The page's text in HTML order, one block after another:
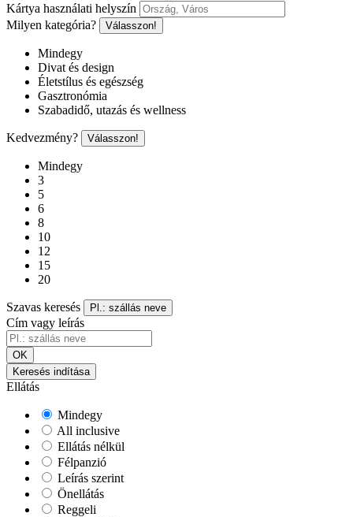
Kártya használati helyszín
Milyen kategória?
Válasszon!
Mindegy
Divat és design
Életstílus és egészség
Gasztronómia
Szabadidő, utazás és wellness
Kedvezmény? Válasszon!
Mindegy
3
5
6
8
10
12
15
20
Szavas keresés Pl.: szállás neve
Cím vagy leírás
OK
Keresés indítása
Ellátás
Mindegy
All inclusive
Ellátás nélkül
Félpanzió
Leírás szerint
Önellátás
Reggeli